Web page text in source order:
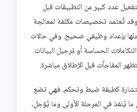
عدد كبير من التطبيقات قبل
تُعتمد تخصيصات مكلفة لمعالجة
بإعداد وظيفي صحيح. وفي حالات
الحساسة أو ترحيل البيانات
المفاجآت قبل الإطلاق مباشرة.
كطبقة ضبط وتحكم. فهي تضع
يُنفذ في المرحلة الأولى وما يُؤجل،